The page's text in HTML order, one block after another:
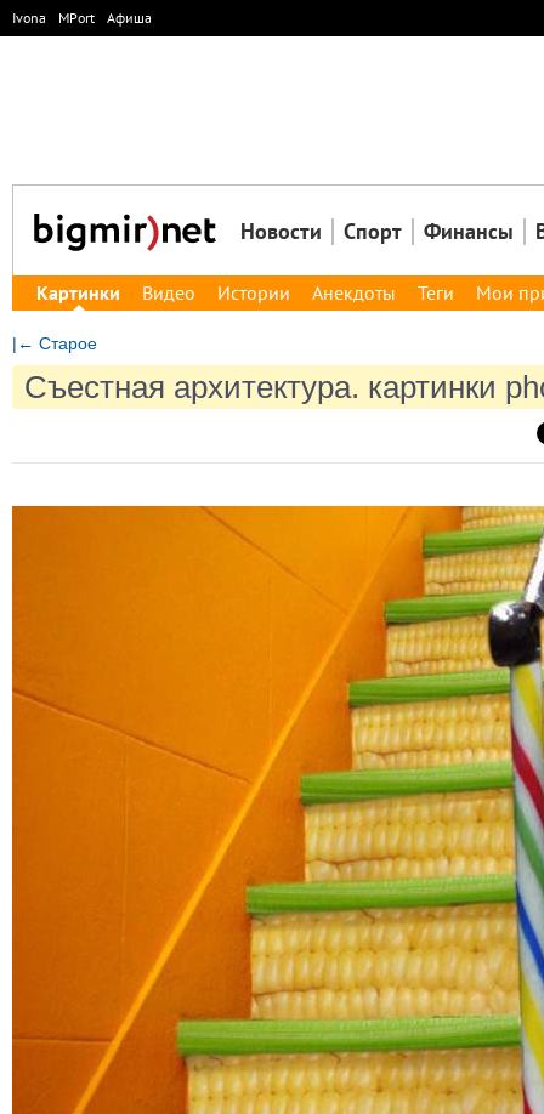
Ivona MPort Афиша
Новости Спорт Финансы
Картинки Видео Истории Анекдоты Теги Мои
|← Старое
Съестная архитектура. картинки